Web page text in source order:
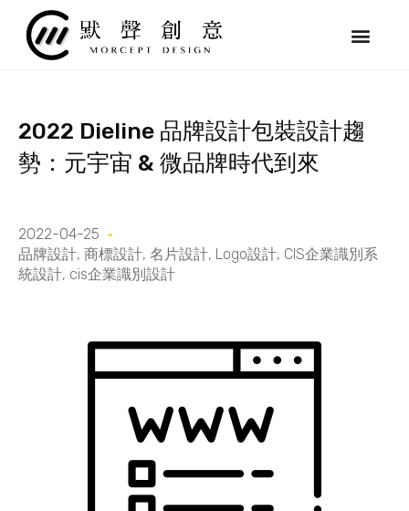
2022 Dieline 品牌設計包裝設計趨
勢：元宇宙 & 微品牌時代到來
2022-04-25
品牌設計, 商標設計, 名片設計, Logo設計, CIS企業識別系
統設計, cis企業識別設計